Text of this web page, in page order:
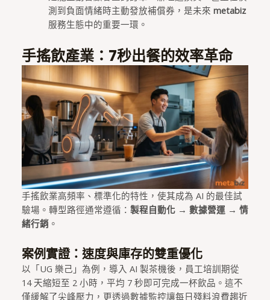
測到負面情緒時主動發放補償券，是未來 metabiz
服務生態中的重要一環。
手搖飲產業：7秒出餐的效率革命
手搖飲業高頻率、標準化的特性，使其成為 AI 的最佳試
驗場。轉型路徑通常遵循： 製程自動化 → 數據營運 → 情
緒行銷。
案例實證：速度與庫存的雙重優化
以「UG 樂己」為例，導入 AI 製茶機後，員工培訓期從
14 天縮短至 2 小時，平均 7 秒即可完成一杯飲品。這不
僅緩解了尖峰壓力，更透過數據監控讓每日殘料浪費趨近